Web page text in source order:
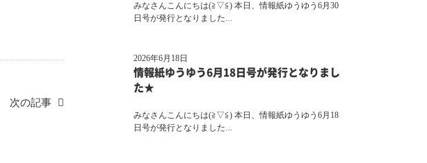
次の記事
みなさんこんにちは(≧▽≦) 本日、情報紙ゆうゆう6月30
日号が発行となりました
2026年6月18日
情報紙ゆうゆう6月18日号が発行となりまし
た★
みなさんこんにちは(≧▽≦) 本日、情報紙ゆうゆう6月18
日号が発行となりました